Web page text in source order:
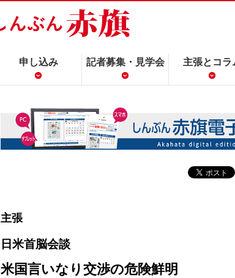
申し込み 記者募集・見学会 主張とコラ
主張
日米首脳会談
米国言いなり交渉の危険鮮明